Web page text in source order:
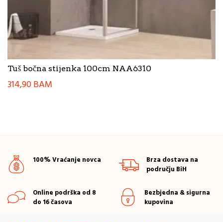
Tuš bočna stijenka 100cm NAA6310
314,90BAM
100% Vraćanje novca
Brza dostava na
području BiH
Online podrška od 8
do 16 časova
Bezbjedna & sigurna
kupovina